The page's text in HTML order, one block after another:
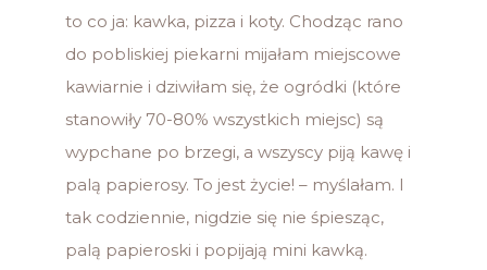
to co ja: kawka, pizza i koty. Chodząc rano
do pobliskiej piekarni mijałam miejscowe
kawiarnie i dziwiłam się, że ogródki (które
stanowiły 70-80% wszystkich miejsc) są
wypchane po brzegi, a wszyscy piją kawę i
palą papierosy. To jest życie! – myślałam. I
tak codziennie, nigdzie się nie śpiesząc,
palą papieroski i popijają mini kawką.